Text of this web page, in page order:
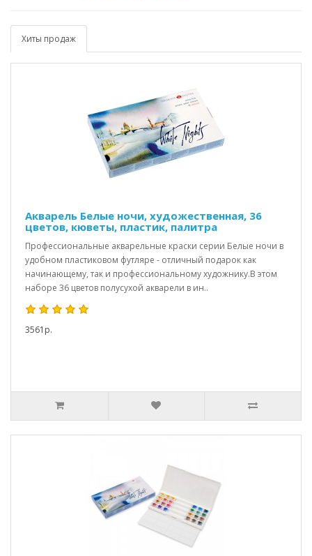
Хиты продаж
Акварель Белые ночи, художественная, 36
цветов, кюветы, пластик, палитра
Профессиональные акварельные краски серии Белые ночи в
удобном пластиковом футляре - отличный подарок как
начинающему, так и профессиональному художнику.В этом
наборе 36 цветов полусухой акварели в ин..
3561р.